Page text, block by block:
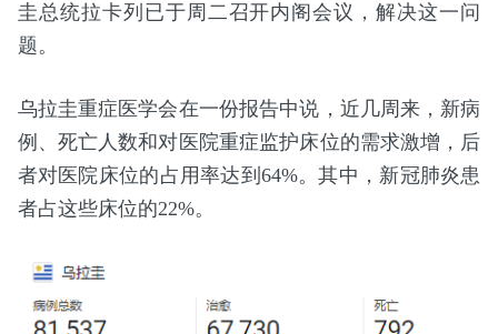
圭总统拉卡列已于周二召开内阁会议，解决这一问
题。
乌拉圭重症医学会在一份报告中说，近几周来，新病
例、死亡人数和对医院重症监护床位的需求激增，后
者对医院床位的占用率达到64%。其中，新冠肺炎患
者占这些床位的22%。